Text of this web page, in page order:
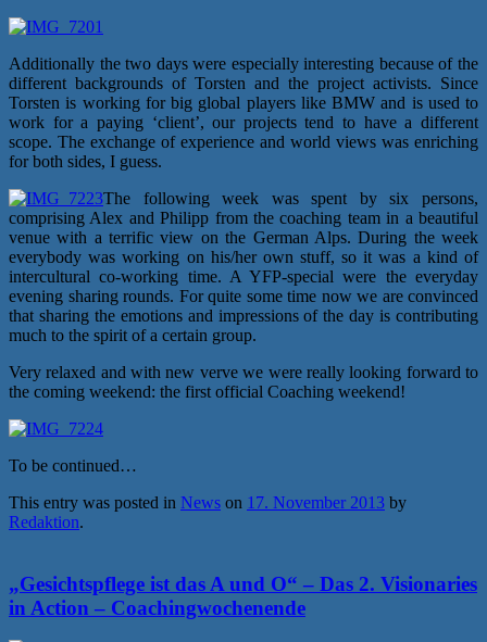
Additionally the two days were especially interesting because of the
different backgrounds of Torsten and the project activists. Since
Torsten is working for big global players like BMW and is used to
work for a paying ‘client’, our projects tend to have a different
scope. The exchange of experience and world views was enriching
for both sides, I guess.
The following week was spent by six persons,
comprising Alex and Philipp from the coaching team in a beautiful
venue with a terrific view on the German Alps. During the week
everybody was working on his/her own stuff, so it was a kind of
intercultural co-working time. A YFP-special were the everyday
evening sharing rounds. For quite some time now we are convinced
that sharing the emotions and impressions of the day is contributing
much to the spirit of a certain group.
Very relaxed and with new verve we were really looking forward to
the coming weekend: the first official Coaching weekend!
To be continued…
This entry was posted in News on 17. November 2013 by
Redaktion.
„Gesichtspflege ist das A und O“ – Das 2. Visionaries
in Action – Coachingwochenende